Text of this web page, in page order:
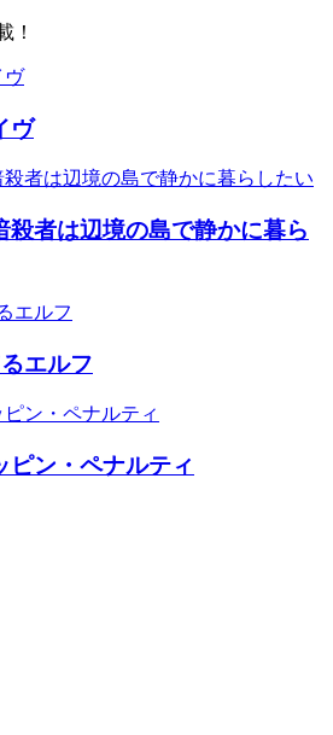
！
ヴ
殺者は辺境の島で静かに暮ら
エルフ
ピン・ペナルティ